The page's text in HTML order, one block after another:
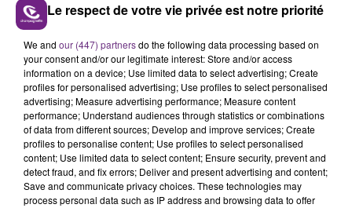
LE MAGASIN JOUÉCLUB DE REIMS FERME
SES PORTES
C'était l'une des institutions du centre-ville
rémois. Le magasin JouéClub est contraint de
fermer ses portes.
TITRES DIFFUSÉS
1h03
1h03 1h00
1h00
Le respect de votre vie privée est notre priorité
We and our (447) partnersdo the following data processing based on
your consent and/or our legitimate interest: Store and/or access
information on a device; Use limited data to select advertising; Create
profiles for personalised advertising; Use profiles to select personalised
advertising; Measure advertising performance; Measure content
performance; Understand audiences through statistics or combinations
of data from different sources; Develop and improve services; Create
profiles to personalise content; Use profiles to select personalised
content; Use limited data to select content; Ensure security, prevent and
detect fraud, and fix errors; Deliver and present advertising and content;
Save and communicate privacy choices. These technologies may
process personal data such as IP address and browsing data to offer